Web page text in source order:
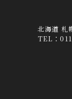
北海道 札
TEL：